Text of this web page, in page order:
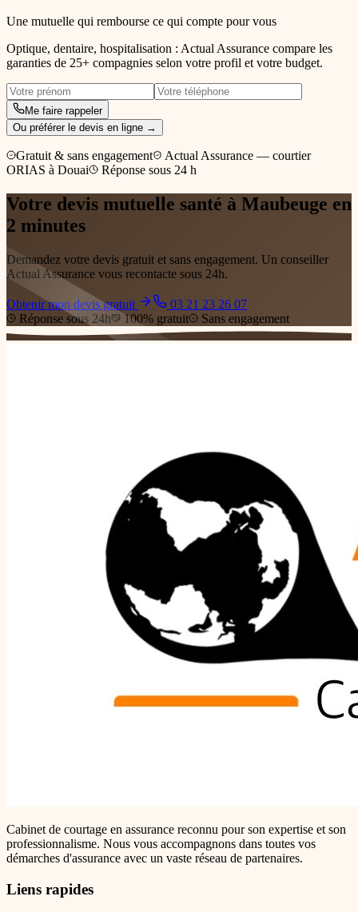
Une mutuelle qui rembourse ce qui compte pour vous
Optique, dentaire, hospitalisation : Actual Assurance compare les
garanties de 25+ compagnies selon votre profil et votre budget.
Me faire rappeler
Ou préférer le devis en ligne →
Gratuit & sans engagement
Actual Assurance — courtier
ORIAS à Douai
Réponse sous 24 h
Votre devis mutuelle santé à Maubeuge en
2 minutes
Demandez votre devis gratuit et sans engagement. Un conseiller
Actual Assurance vous recontacte sous 24h.
Obtenir mon devis gratuit
03 21 23 26 07
Réponse sous 24h
100% gratuit Sans engagement
Cabinet de courtage en assurance reconnu pour son expertise et son
professionnalisme. Nous vous accompagnons dans toutes vos
démarches d'assurance avec un vaste réseau de partenaires.
Liens rapides